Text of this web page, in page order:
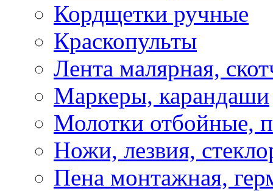
Кордщетки ручные
Краскопульты
Лента малярная,
Маркеры, карандаши
Молотки отбойные,
Ножи, лезвия,
Пена монтажная,